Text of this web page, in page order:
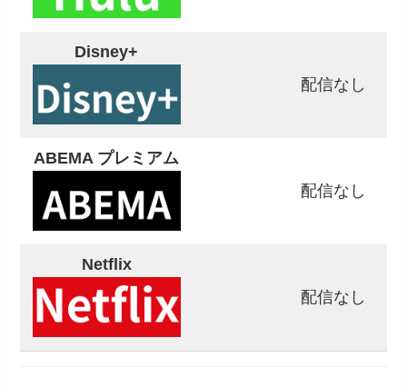
Disney+
配信なし
ABEMA プレミアム
配信なし
Netflix
配信なし